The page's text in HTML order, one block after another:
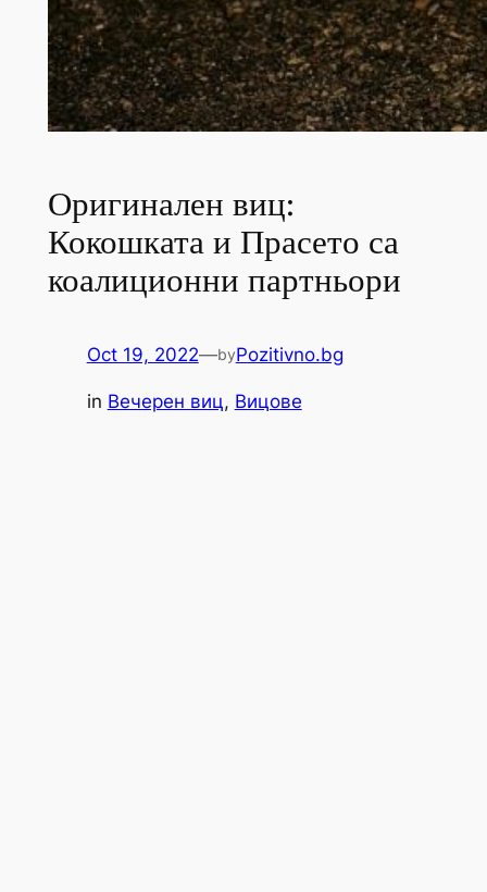
Оригинален виц:
Кокошката и Прасето са
коалиционни партньори
Oct 19, 2022—byPozitivno.bg
in Вечерен виц, Вицове